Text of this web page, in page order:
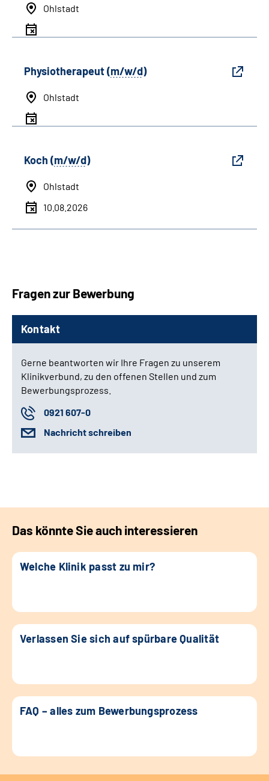
Ohlstadt
Physiotherapeut (m/w/d)
Ohlstadt
Koch (m/w/d)
Ohlstadt
10.08.2026
Fragen zur Bewerbung
Kontakt
Gerne beantworten wir Ihre Fragen zu unserem
Klinikverbund, zu den offenen Stellen und zum
Bewerbungsprozess.
0921 607-0
Nachricht schreiben
Das könnte Sie auch interessieren
Welche Klinik passt zu mir?
Verlassen Sie sich auf spürbare Qualität
FAQ – alles zum Bewerbungsprozess